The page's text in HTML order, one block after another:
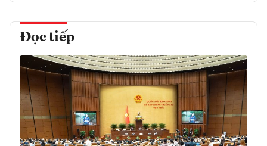
Đọc tiếp